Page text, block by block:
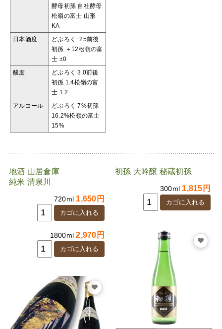
酵母初孫 自社酵母
松嶺の富士 山形
KA
日本酒度
どぶろく−25前後
初孫 ＋12松嶺の富
士 ±0
酸度
どぶろく 3.0前後
初孫 1.4松嶺の富
士 1.2
アルコール どぶろく 7%初孫
16.2%松嶺の富士
15%
地酒 山居倉庫
純米 清泉川
720ml 1,650円
1800ml2,970円
初孫 大吟醸 秘蔵初孫
300ml 1,815円